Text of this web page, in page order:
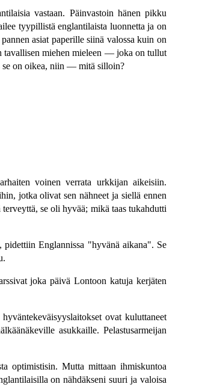
vastaan. Päinvastoin hänen pikku
tyypillistä englantilaista luonnetta ja on
asiat paperille siinä valossa kuin on
tavallisen miehen mieleen — joka on tullut
se on oikea, niin — mitä silloin?
voinen verrata urkkijan aikeisiin.
jotka olivat sen nähneet ja siellä ennen
se oli hyvää; mikä taas tukahdutti
pidettiin Englannissa "hyvänä aikana". Se
joka päivä Lontoon katuja kerjäten
ovat kuluttaneet
asukkaille. Pelastusarmeijan
optimistisin. Mutta mittaan ihmiskuntoa
on nähdäkseni suuri ja valoisa